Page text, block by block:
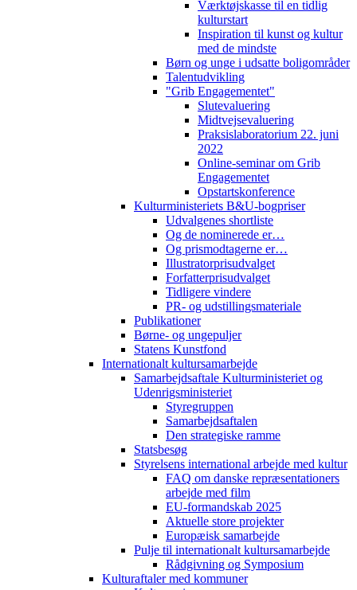
Værktøjskasse til en tidlig
kulturstart
Inspiration til kunst og kultur
med de mindste
Børn og unge i udsatte boligområder
Talentudvikling
"Grib Engagementet"
Slutevaluering
Midtvejsevaluering
Praksislaboratorium 22. juni
2022
Online-seminar om Grib
Engagementet
Opstartskonference
Kulturministeriets B&U-bogpriser
Udvalgenes shortliste
Og de nominerede er…
Og prismodtagerne er…
Illustratorprisudvalget
Forfatterprisudvalget
Tidligere vindere
PR- og udstillingsmateriale
Publikationer
Børne- og ungepuljer
Statens Kunstfond
Internationalt kultursamarbejde
Samarbejdsaftale Kulturministeriet og
Udenrigsministeriet
Styregruppen
Samarbejdsaftalen
Den strategiske ramme
Statsbesøg
Styrelsens international arbejde med kultur
FAQ om danske repræsentationers
arbejde med film
EU-formandskab 2025
Aktuelle store projekter
Europæisk samarbejde
Pulje til internationalt kultursamarbejde
Rådgivning og Symposium
Kulturaftaler med kommuner